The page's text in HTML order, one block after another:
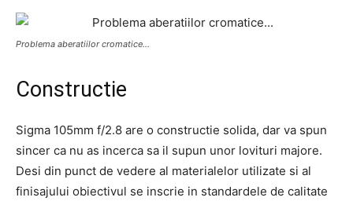
Problema aberatiilor cromatice…
Constructie
Sigma 105mm f/2.8 are o constructie solida, dar va spun
sincer ca nu as incerca sa il supun unor lovituri majore.
Desi din punct de vedere al materialelor utilizate si al
finisajului obiectivul se inscrie in standardele de calitate